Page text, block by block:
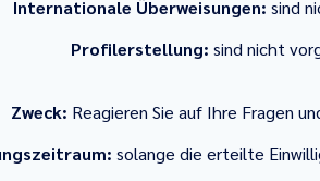
Internationale Überweisungen: sind
Profilerstellung: sind nicht
Zweck: Reagieren Sie auf Ihre Fragen
solange die erteilte